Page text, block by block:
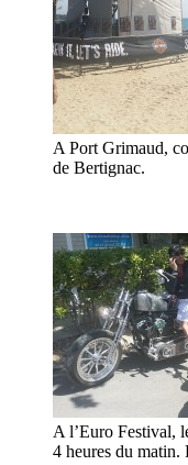
A Port Grimaud,
de Bertignac.
A l’Euro Festival,
4 heures du matin.